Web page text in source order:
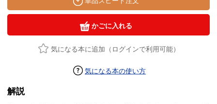
かごに入れる
気になる本に追加（ログインで利用可能）
気になる本の使い方
解説